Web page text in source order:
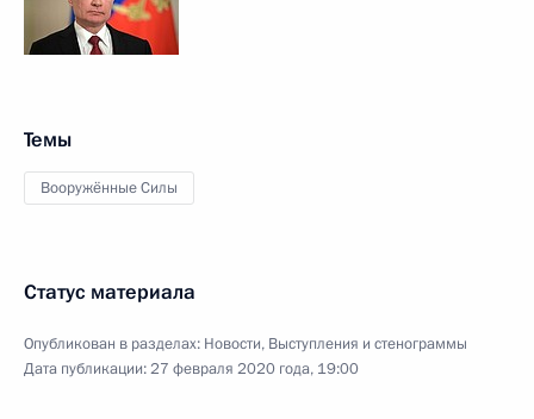
Темы
Вооружённые Силы
Статус материала
Опубликован в разделах: Новости, Выступления и стенограммы
Дата публикации:27 февраля 2020 года, 19:00